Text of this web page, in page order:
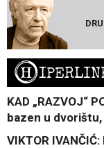
H
KAD „RAZVOJ“
bazen u
VIKTOR